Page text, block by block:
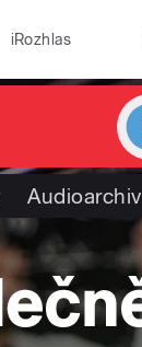
iRozhlas
Audioarchiv